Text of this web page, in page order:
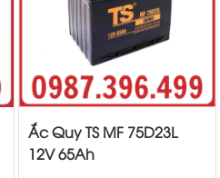
Ắc Quy TS MF 75D23L
12V 65Ah